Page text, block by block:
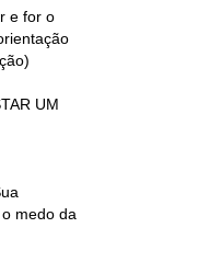
e for o
UM
medo da